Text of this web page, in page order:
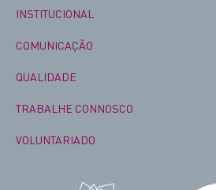
INSTITUCIONAL
COMUNICAÇÃO
QUALIDADE
TRABALHE CONNOSCO
VOLUNTARIADO